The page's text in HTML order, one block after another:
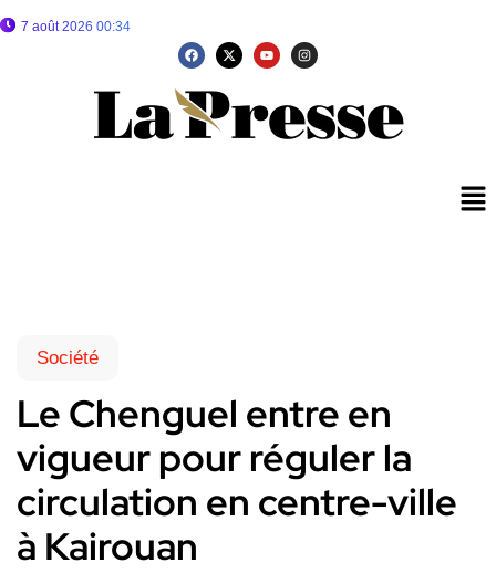
7 août 2026 00:34
Société
Le Chenguel entre en
vigueur pour réguler la
circulation en centre-ville
à Kairouan